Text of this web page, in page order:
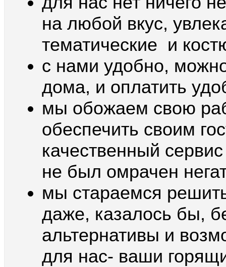
на любой вкус,
тематические и
с нами удобно,
дома, и оплатить
мы обожаем свою
обеспечить своим
качественный
не был омрачен
мы стараемся
даже, казалось бы,
альтернативы и
для нас- ваши